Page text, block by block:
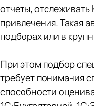
отчеты, отслеживать
привлечения. Такая
подборах или в
При этом подбор
требует понимания
способности